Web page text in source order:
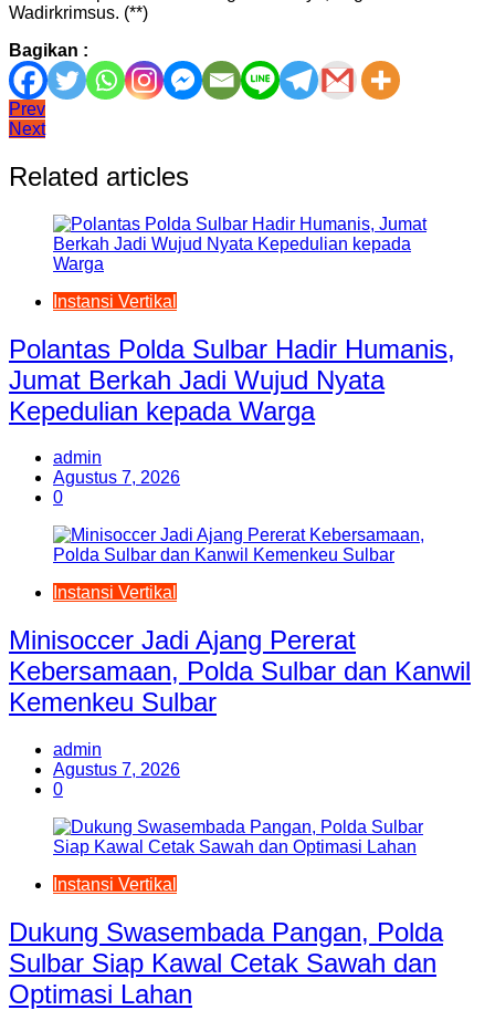
Wadirkrimsus. (**)
Bagikan :
Navigasi
pos
Prev
Next
Related articles
Instansi Vertikal
Polantas Polda Sulbar Hadir Humanis,
Jumat Berkah Jadi Wujud Nyata
Kepedulian kepada Warga
admin
Agustus 7, 2026
0
Instansi Vertikal
Minisoccer Jadi Ajang Pererat
Kebersamaan, Polda Sulbar dan Kanwil
Kemenkeu Sulbar
admin
Agustus 7, 2026
0
Instansi Vertikal
Dukung Swasembada Pangan, Polda
Sulbar Siap Kawal Cetak Sawah dan
Optimasi Lahan